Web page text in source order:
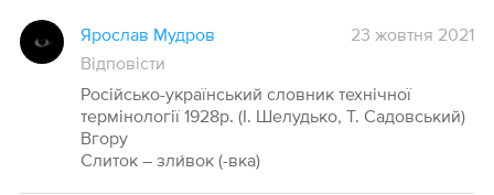
Ярослав Мудров
23 жовтня 2021
Відповісти
Російсько-український словник технічної
термінології 1928р. (І. Шелудько, Т. Садовський)
Вгору
Слиток – зли́вок (-вка)